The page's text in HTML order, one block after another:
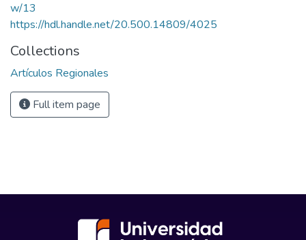
w/13
https://hdl.handle.net/20.500.14809/4025
Collections
Artículos Regionales
Full item page